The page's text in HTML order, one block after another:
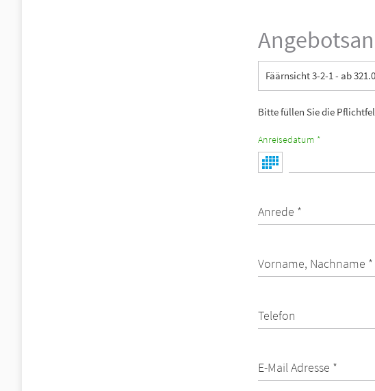
Fäärnsicht 3-2-1 - ab
Bitte füllen Sie die
Anreisedatum *
Anrede *
Vorname, Nachname *
Telefon
E-Mail Adresse *